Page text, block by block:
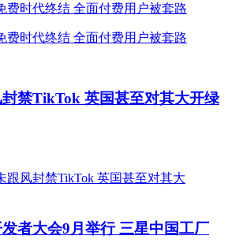
禁TikTok 英国甚至对其大开绿
者大会9月举行 三星中国工厂